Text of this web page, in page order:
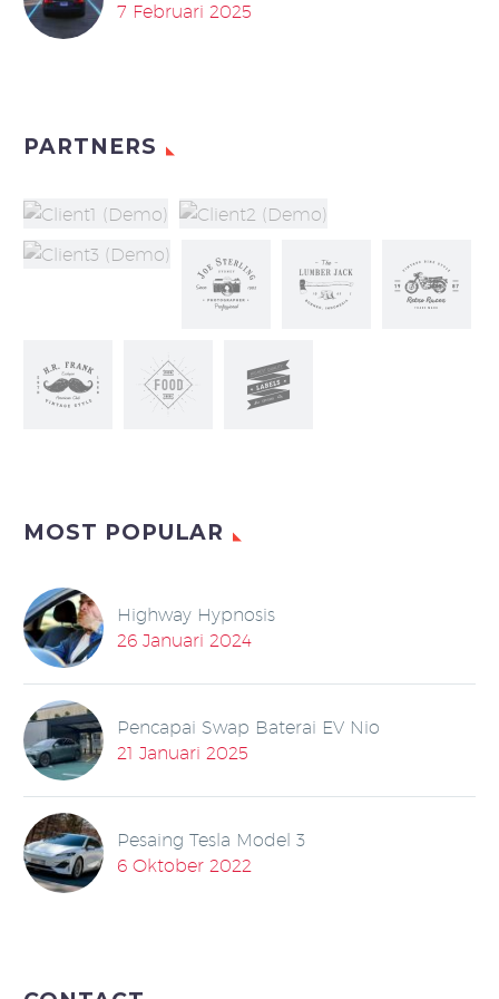
7 Februari 2025
PARTNERS
MOST POPULAR
Highway Hypnosis
26 Januari 2024
Pencapai Swap Baterai EV Nio
21 Januari 2025
Pesaing Tesla Model 3
6 Oktober 2022